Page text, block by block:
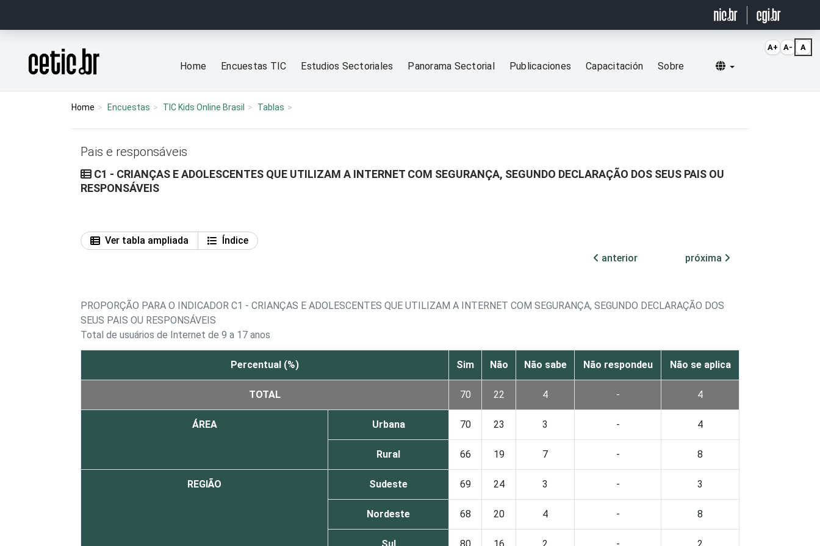
Página inicial
Home Encuestas TIC Estudios Sectoriales Panorama Sectorial Publicaciones Capacitación Sobre Selecionar idioma
Home Encuestas TIC Kids Online Brasil Tablas
Pais e responsáveis
C1 - CRIANÇAS E ADOLESCENTES QUE UTILIZAM A INTERNET COM SEGURANÇA, SEGUNDO DECLARAÇÃO DOS SEUS PAIS OU
RESPONSÁVEIS
Ver tabla ampliada
Índice
anterior
próxima
PROPORÇÃO PARA O INDICADOR C1 - CRIANÇAS E ADOLESCENTES QUE UTILIZAM A INTERNET COM SEGURANÇA, SEGUNDO DECLARAÇÃO DOS
SEUS PAIS OU RESPONSÁVEIS
Total de usuários de Internet de 9 a 17 anos
Percentual (%) Sim Não Não sabe Não respondeu Não se aplica
TOTAL 70 22 4 - 4
ÁREA Urbana 70 23 3 - 4
Rural 66 19 7 - 8
REGIÃO Sudeste 69 24 3 - 3
Nordeste 68 20 4 - 8
A+ A- A